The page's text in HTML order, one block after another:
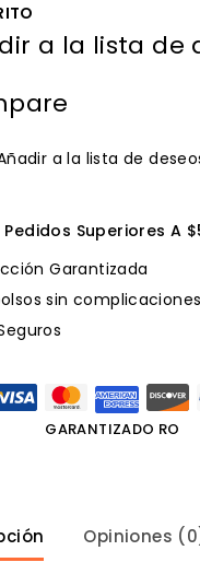
a la lista de
a la lista de
Pedidos Superiores A
Garantizada
sin complicaciones
GARANTIZADO RO
Opiniones